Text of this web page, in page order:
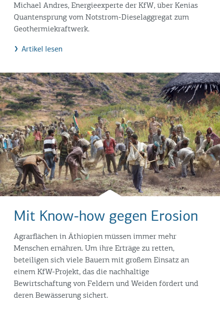
Michael Andres, Energieexperte der KfW, über Kenias
Quantensprung vom Notstrom-Dieselaggregat zum
Geothermiekraftwerk.
Artikel lesen
Mit Know-how gegen Erosion
Agrarflächen in Äthiopien müssen immer mehr
Menschen ernähren. Um ihre Erträge zu retten,
beteiligen sich viele Bauern mit großem Einsatz an
einem KfW-Projekt, das die nachhaltige
Bewirtschaftung von Feldern und Weiden fördert und
deren Bewässerung sichert.